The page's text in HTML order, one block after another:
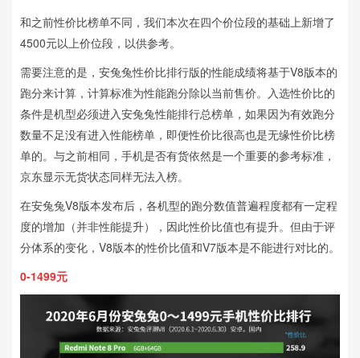
和之前性价比榜单不同，我们本次在四个价位段的基础上新增了
4500元以上价位段，以供参考。
需要注意的是，安兔兔性价比排行版的性能成绩将基于V8版本的
跑分来计算，计算标准为性能跑分除以当前售价。入选性价比的
条件是机型必须进入安兔兔性能排行总榜单，如果因为有效跑分
数量不足没有进入性能榜单，即便性价比很高也是无缘性价比榜
单的。与之前相同，手机是否有货依然是一个重要的参考标准，
京东显示无货状态同样无法入榜。
在安兔兔V8版本发布后，各机型的跑分数值普遍程度都有一定程
度的增加（并非性能提升），因此性价比值也有提升。但由于评
分体系的变化，V8版本的性价比值和V7版本是不能进行对比的。
0-1499元